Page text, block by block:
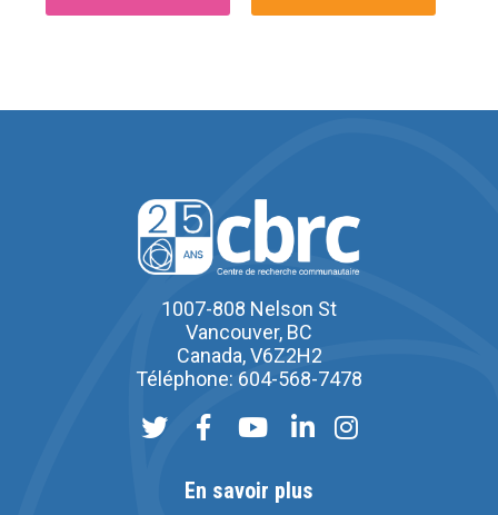
1007-808 Nelson St
Vancouver, BC
Canada, V6Z2H2
Téléphone: 604-568-7478
En savoir plus